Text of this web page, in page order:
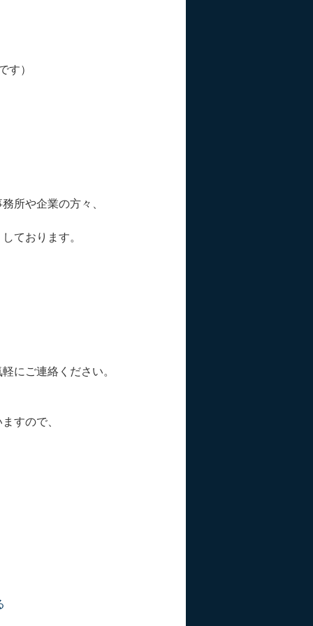
す）
所や企業の方々、
ております。
にご連絡ください。
すので、